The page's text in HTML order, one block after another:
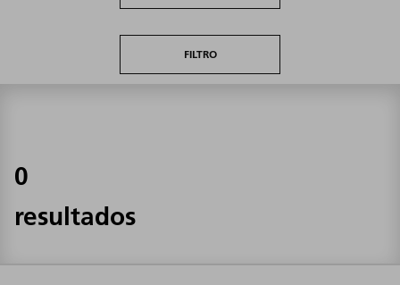
FILTRO
0
resultados